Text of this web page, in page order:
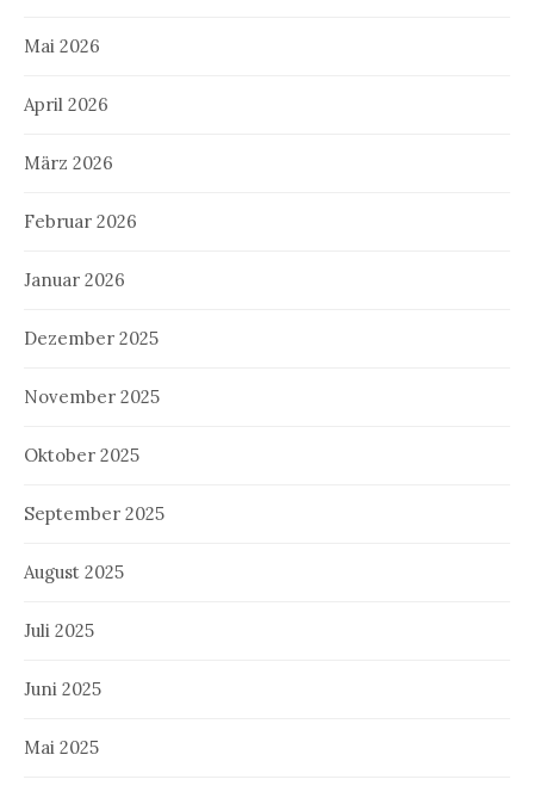
Mai 2026
April 2026
März 2026
Februar 2026
Januar 2026
Dezember 2025
November 2025
Oktober 2025
September 2025
August 2025
Juli 2025
Juni 2025
Mai 2025